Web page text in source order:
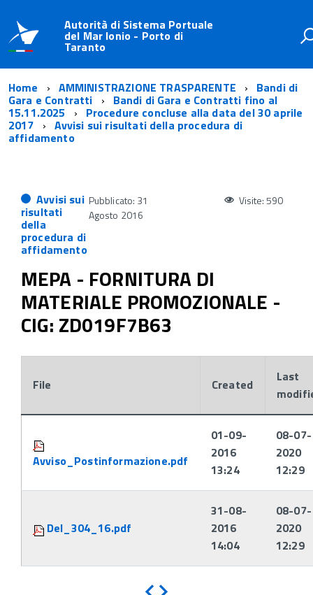
Autorità di Sistema Portuale
del Mar Ionio - Porto di
Taranto
Home AMMINISTRAZIONE TRASPARENTE Bandi di
Gara e Contratti Bandi di Gara e Contratti fino al
15.11.2025 Procedure concluse alla data del 30 aprile
2017 Avvisi sui risultati della procedura di
affidamento
Avvisi sui
risultati
della
procedura di
affidamento
Pubblicato: 31
Agosto 2016
Visite: 590
MEPA - FORNITURA DI
MATERIALE PROMOZIONALE -
CIG: ZD019F7B63
File Created
Last
Avviso_Postinformazione.pdf
01-09-
2016
13:24
08-07-
2020
12:29
Del_304_16.pdf
31-08-
2016
14:04
08-07-
2020
12:29
Indietro